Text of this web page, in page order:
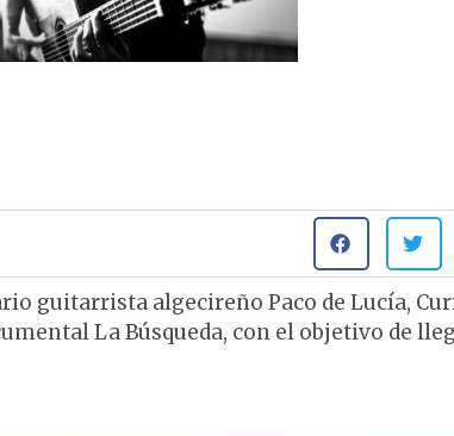
guitarrista algecireño Paco de Lucía,
La Búsqueda, con el objetivo de